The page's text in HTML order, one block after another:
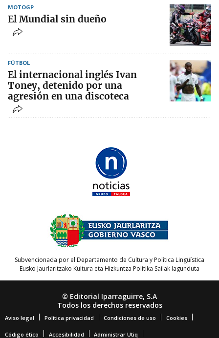
MOTOGP
El Mundial sin dueño
FÚTBOL
El internacional inglés Ivan
Toney, detenido por una
agresión en una discoteca
Subvencionada por el Departamento de Cultura y Política Lingüística
Eusko Jaurlaritzako Kultura eta Hizkuntza Politika Sailak lagunduta
© Editorial Iparraguirre, S.A
Todos los derechos reservados
Aviso legal Política privacidad Condiciones de uso Cookies
Código ético Accesibilidad Administrar Utiq